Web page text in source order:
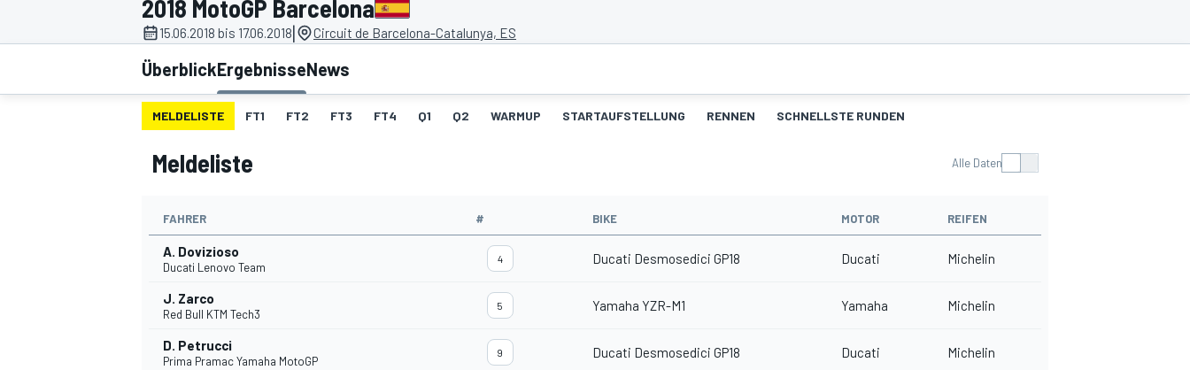
MOTOGP
2018 MotoGP Barcelona
15.06.2018 bis 17.06.2018| Circuit de Barcelona-Catalunya, ES
ÜberblickErgebnisseNews
MELDELISTE FT1 FT2 FT3 FT4 Q1 Q2 WARMUP STARTAUFSTELLUNG RENNEN SCHNELLSTE RUNDEN
Meldeliste Alle Daten
FAHRER # BIKE MOTOR REIFEN
A. Dovizioso
Ducati Lenovo Team
4 Ducati Desmosedici GP18 Ducati Michelin
J. Zarco
Red Bull KTM Tech3
5 Yamaha YZR-M1 Yamaha Michelin
D. Petrucci
Prima Pramac Yamaha MotoGP
9 Ducati Desmosedici GP18 Ducati Michelin